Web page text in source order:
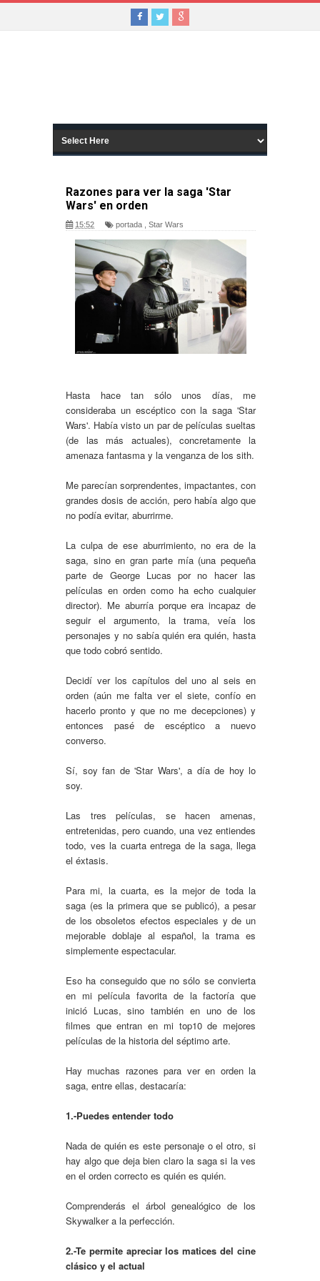
Razones para ver la saga 'Star
Wars' en orden
15:52 portada Star Wars
Hasta hace tan sólo unos días, me
consideraba un escéptico con la saga 'Star
Wars'. Había visto un par de películas sueltas
(de las más actuales), concretamente la
amenaza fantasma y la venganza de los sith.
Me parecían sorprendentes, impactantes, con
grandes dosis de acción, pero había algo que
no podía evitar, aburrirme.
La culpa de ese aburrimiento, no era de la
saga, sino en gran parte mía (una pequeña
parte de George Lucas por no hacer las
películas en orden como ha echo cualquier
director). Me aburría porque era incapaz de
seguir el argumento, la trama, veía los
personajes y no sabía quién era quién, hasta
que todo cobró sentido.
Decidí ver los capítulos del uno al seis en
orden (aún me falta ver el siete, confío en
hacerlo pronto y que no me decepciones) y
entonces pasé de escéptico a nuevo
converso.
Sí, soy fan de 'Star Wars', a día de hoy lo
soy.
Las tres películas, se hacen amenas,
entretenidas, pero cuando, una vez entiendes
todo, ves la cuarta entrega de la saga, llega
el éxtasis.
Para mi, la cuarta, es la mejor de toda la
saga (es la primera que se publicó), a pesar
de los obsoletos efectos especiales y de un
mejorable doblaje al español, la trama es
simplemente espectacular.
Eso ha conseguido que no sólo se convierta
en mi película favorita de la factoría que
inició Lucas, sino también en uno de los
filmes que entran en mi top10 de mejores
películas de la historia del séptimo arte.
Hay muchas razones para ver en orden la
saga, entre ellas, destacaría:
1.-Puedes entender todo
Nada de quién es este personaje o el otro, si
hay algo que deja bien claro la saga si la ves
en el orden correcto es quién es quién.
Comprenderás el árbol genealógico de los
Skywalker a la perfección.
2.-Te permite apreciar los matices del cine
clásico y el actual